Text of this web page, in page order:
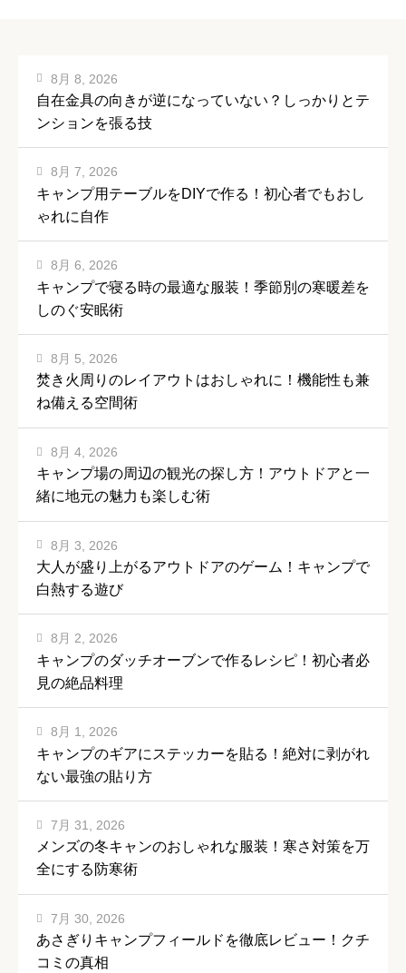
自在金具の向きが逆になっていない？しっかりとテ
ンションを張る技
8月 8, 2026
キャンプ用テーブルをDIYで作る！初心者でもおし
ゃれに自作
8月 7, 2026
キャンプで寝る時の最適な服装！季節別の寒暖差を
しのぐ安眠術
8月 6, 2026
焚き火周りのレイアウトはおしゃれに！機能性も兼
ね備える空間術
8月 5, 2026
キャンプ場の周辺の観光の探し方！アウトドアと一
緒に地元の魅力も楽しむ術
8月 4, 2026
大人が盛り上がるアウトドアのゲーム！キャンプで
白熱する遊び
8月 3, 2026
キャンプのダッチオーブンで作るレシピ！初心者必
見の絶品料理
8月 2, 2026
キャンプのギアにステッカーを貼る！絶対に剥がれ
ない最強の貼り方
8月 1, 2026
メンズの冬キャンのおしゃれな服装！寒さ対策を万
全にする防寒術
7月 31, 2026
あさぎりキャンプフィールドを徹底レビュー！クチ
コミの真相
7月 30, 2026